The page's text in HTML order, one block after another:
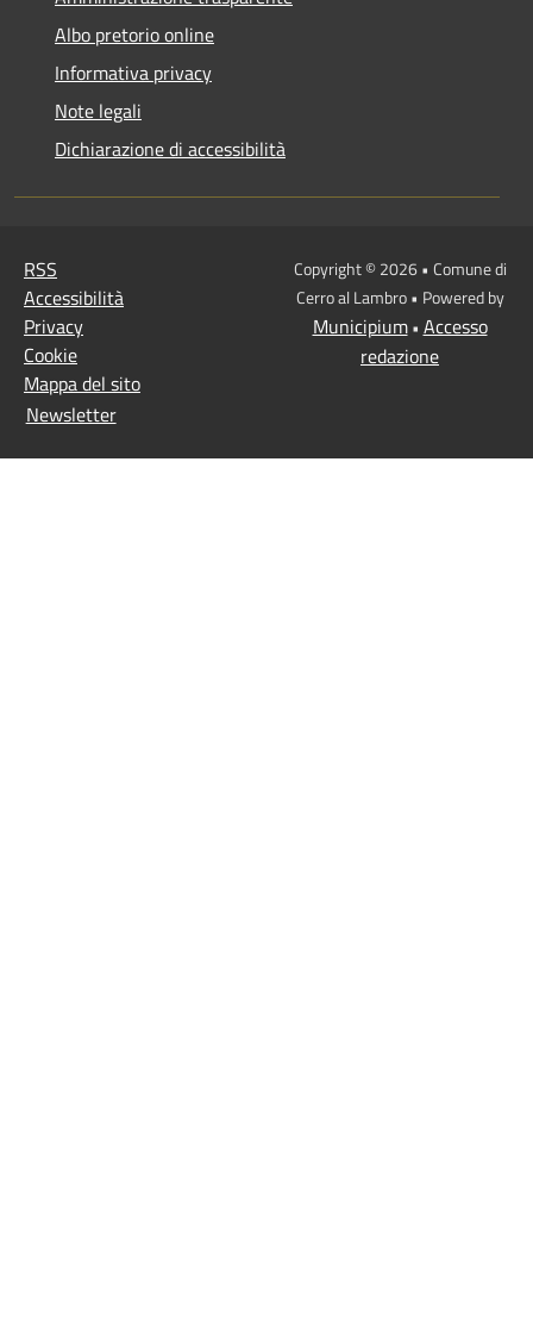
Albo pretorio online
Informativa privacy
Note legali
Dichiarazione di accessibilità
RSS
Accessibilità
Privacy
Cookie
Mappa del sito
Newsletter
Copyright © 2026 • Comune di
Cerro al Lambro • Powered by
Municipium• Accesso
redazione